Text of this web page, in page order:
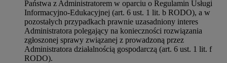
Państwa z Administratorem w oparciu o Regulamin Usługi
Informacyjno-Edukacyjnej (art. 6 ust. 1 lit. b RODO), a w
pozostałych przypadkach prawnie uzasadniony interes
Administratora polegający na konieczności rozwiązania
zgłoszonej sprawy związanej z prowadzoną przez
Administratora działalnością gospodarczą (art. 6 ust. 1 lit. f
RODO).